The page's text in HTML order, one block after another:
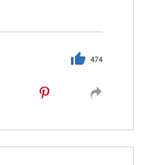
474